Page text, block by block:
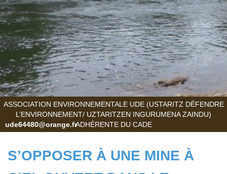
ASSOCIATION ENVIRONNEMENTALE UDE (USTARITZ DÉFENDRE
L’ENVIRONNEMENT/ UZTARITZEN INGURUMENA ZAINDU)
ADHÉRENTE DU CADE
ude64480@orange.fr
S’OPPOSER À UNE MINE À